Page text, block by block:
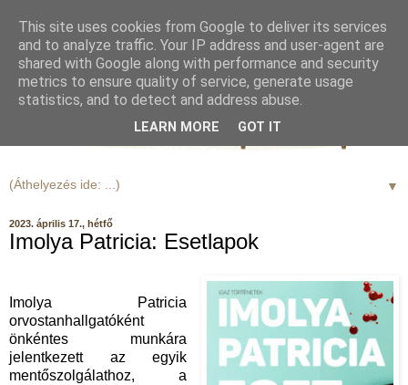
▼
2023. április 17., hétfő
Imolya Patricia: Esetlapok
Imolya Patricia
orvostanhallgatóként
önkéntes munkára
jelentkezett az egyik
mentőszolgálathoz, a
This site uses cookies from Google to deliver its services
and to analyze traffic. Your IP address and user-agent are
shared with Google along with performance and security
metrics to ensure quality of service, generate usage
statistics, and to detect and address abuse.
LEARN MORE GOT IT